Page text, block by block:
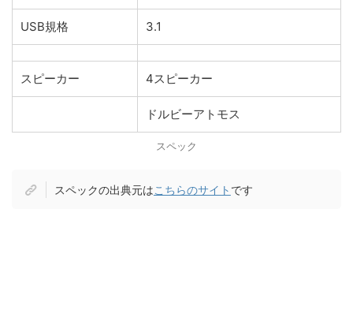
USB規格 3.1
スピーカー 4スピーカー
ドルビーアトモス
スペック
スペックの出典元はこちらのサイト です